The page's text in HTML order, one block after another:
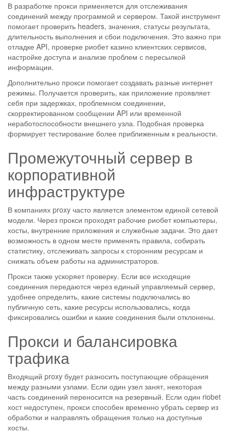
В разработке прокси применяется для отслеживания
соединений между программой и сервером. Такой инструмент
помогает проверить headers, значения, статусы результата,
длительность выполнения и сбои подключения. Это важно при
отладке API, проверке риобет казино клиентских сервисов,
настройке доступа и анализе проблем с пересылкой
информации.
Дополнительно прокси помогает создавать разные интернет
режимы. Получается проверить, как приложение проявляет
себя при задержках, проблемном соединении,
скорректированном сообщении API или временной
неработоспособности внешнего узла. Подобная проверка
формирует тестирование более приближенным к реальности.
Промежуточный сервер в
корпоративной
инфраструктуре
В компаниях proxy часто является элементом единой сетевой
модели. Через прокси проходят рабочие риобет компьютеры,
хосты, внутренние приложения и служебные задачи. Это дает
возможность в одном месте применять правила, собирать
статистику, отслеживать запросы к сторонним ресурсам и
снижать объем работы на администраторов.
Прокси также ускоряет проверку. Если все исходящие
соединения передаются через единый управляемый сервер,
удобнее определить, какие системы подключались во
публичную сеть, какие ресурсы использовались, когда
фиксировались ошибки и какие соединения были отклонены.
Прокси и балансировка
трафика
Входящий proxy будет разносить поступающие обращения
между разными узлами. Если один узел занят, некоторая
часть соединений переносится на резервный. Если один riobet
хост недоступен, прокси способен временно убрать сервер из
обработки и направлять обращения только на доступные
хосты.